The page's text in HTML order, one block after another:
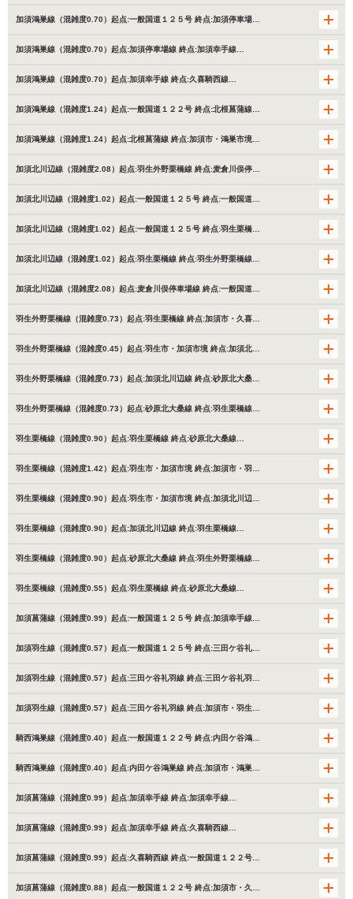
加須鴻巣線（混雑度0.70）起点:一般国道１２５号 終点:加須停車場…
加須鴻巣線（混雑度0.70）起点:加須停車場線 終点:加須幸手線…
加須鴻巣線（混雑度0.70）起点:加須幸手線 終点:久喜騎西線…
加須鴻巣線（混雑度1.24）起点:一般国道１２２号 終点:北根菖蒲線…
加須鴻巣線（混雑度1.24）起点:北根菖蒲線 終点:加須市・鴻巣市境…
加須北川辺線（混雑度2.08）起点:羽生外野栗橋線 終点:麦倉川俣停…
加須北川辺線（混雑度1.02）起点:一般国道１２５号 終点:一般国道…
加須北川辺線（混雑度1.02）起点:一般国道１２５号 終点:羽生栗橋…
加須北川辺線（混雑度1.02）起点:羽生栗橋線 終点:羽生外野栗橋線…
加須北川辺線（混雑度2.08）起点:麦倉川俣停車場線 終点:一般国道…
羽生外野栗橋線（混雑度0.73）起点:羽生栗橋線 終点:加須市・久喜…
羽生外野栗橋線（混雑度0.45）起点:羽生市・加須市境 終点:加須北…
羽生外野栗橋線（混雑度0.73）起点:加須北川辺線 終点:砂原北大桑…
羽生外野栗橋線（混雑度0.73）起点:砂原北大桑線 終点:羽生栗橋線…
羽生栗橋線（混雑度0.90）起点:羽生栗橋線 終点:砂原北大桑線…
羽生栗橋線（混雑度1.42）起点:羽生市・加須市境 終点:加須市・羽…
羽生栗橋線（混雑度0.90）起点:羽生市・加須市境 終点:加須北川辺…
羽生栗橋線（混雑度0.90）起点:加須北川辺線 終点:羽生栗橋線…
羽生栗橋線（混雑度0.90）起点:砂原北大桑線 終点:羽生外野栗橋線…
羽生栗橋線（混雑度0.55）起点:羽生栗橋線 終点:砂原北大桑線…
加須菖蒲線（混雑度0.99）起点:一般国道１２５号 終点:加須幸手線…
加須羽生線（混雑度0.57）起点:一般国道１２５号 終点:三田ケ谷礼…
加須羽生線（混雑度0.57）起点:三田ケ谷礼羽線 終点:三田ケ谷礼羽…
加須羽生線（混雑度0.57）起点:三田ケ谷礼羽線 終点:加須市・羽生…
騎西鴻巣線（混雑度0.40）起点:一般国道１２２号 終点:内田ケ谷鴻…
騎西鴻巣線（混雑度0.40）起点:内田ケ谷鴻巣線 終点:加須市・鴻巣…
加須菖蒲線（混雑度0.99）起点:加須幸手線 終点:加須幸手線…
加須菖蒲線（混雑度0.99）起点:加須幸手線 終点:久喜騎西線…
加須菖蒲線（混雑度0.99）起点:久喜騎西線 終点:一般国道１２２号…
加須菖蒲線（混雑度0.88）起点:一般国道１２２号 終点:加須市・久…